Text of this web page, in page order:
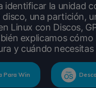
recuperación para Windows
Pruébalo Gratis
para Mac
Borrados
Exclusivas
de Datos
identificar la unidad
una partición,
Linux con Discos,
explicamos
y cuándo necesitas
Para Win